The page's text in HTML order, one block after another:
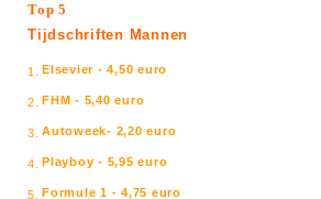
Top 5
Tijdschriften Mannen
1. Elsevier - 4,50 euro
2. FHM - 5,40 euro
3. Autoweek- 2,20 euro
4. Playboy - 5,95 euro
5. Formule 1 - 4,75 euro